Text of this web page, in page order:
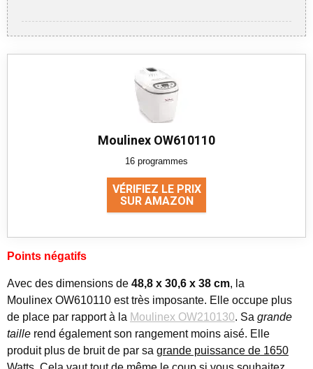
Moulinex OW610110
16 programmes
VÉRIFIEZ LE PRIX
SUR AMAZON
Points négatifs
Avec des dimensions de 48,8 x 30,6 x 38 cm, la
Moulinex OW610110 est très imposante. Elle occupe plus
de place par rapport à la Moulinex OW210130. Sa grande
taille rend également son rangement moins aisé. Elle
produit plus de bruit de par sa grande puissance de 1650